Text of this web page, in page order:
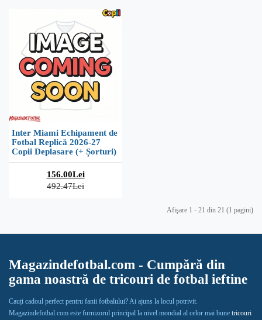
Inter Miami Echipament de
Fotbal Replică 2026-27
Copii Deplasare (+ Șorturi)
156.00Lei
492.47Lei
Afişare 1 - 21 din 21 (1 pagini)
Magazindefotbal.com - Cumpără din
gama noastră de tricouri de fotbal ieftine
Cauți cadoul perfect pentru fanii fotbalului? Ai ajuns la locul potrivit.
Magazindefotbal.com este furnizorul principal la nivel mondial al celor mai bune tricouri